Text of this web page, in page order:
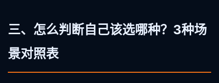
三、怎么判断自己该选哪种？3种场
景对照表